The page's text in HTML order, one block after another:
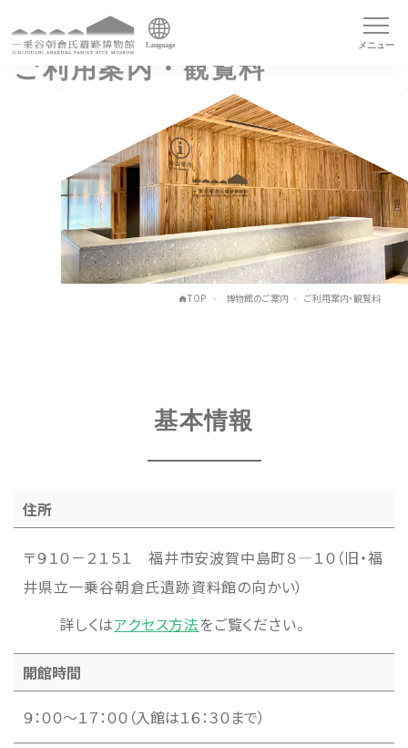
メニュー
Language
ご利用案内・観覧料
TOP 博物館のご案内 ご利用案内・観覧料
基本情報
住所
〒９１０－２１５１ 福井市安波賀中島町８―１０（旧・福
井県立一乗谷朝倉氏遺跡資料館の向かい）
詳しくはアクセス方法をご覧ください。
開館時間
９：００～１７：００（入館は１６：３０まで）